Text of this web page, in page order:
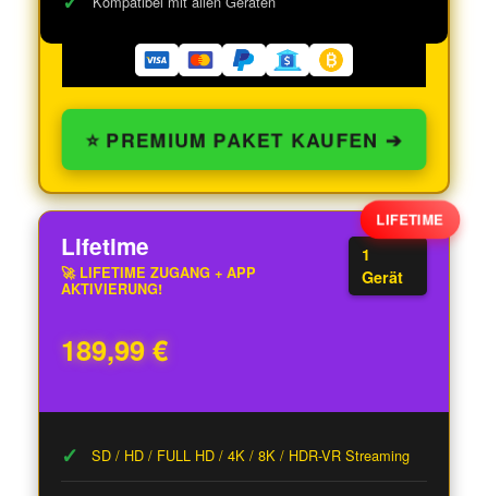
⭐ PREMIUM PAKET KAUFEN ➔
Lifetime
🚀 LIFETIME ZUGANG + APP
AKTIVIERUNG!
1
Gerät
189,99 €
SD / HD / FULL HD / 4K / 8K / HDR-VR Streaming